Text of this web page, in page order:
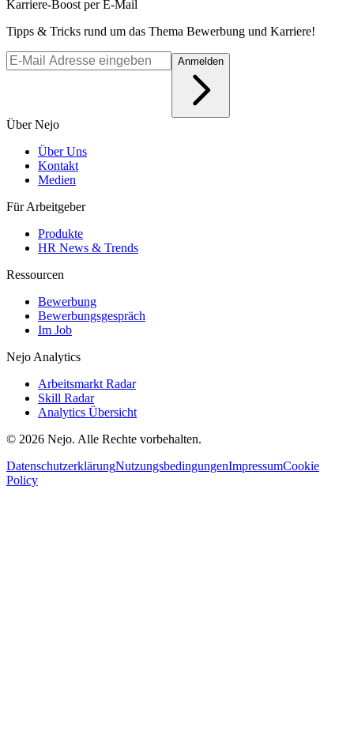
Karriere-Boost per E-Mail
Tipps & Tricks rund um das Thema Bewerbung und Karriere!
Anmelden
Über Nejo
Über Uns
Kontakt
Medien
Für Arbeitgeber
Produkte
HR News & Trends
Ressourcen
Bewerbung
Bewerbungsgespräch
Im Job
Nejo Analytics
Arbeitsmarkt Radar
Skill Radar
Analytics Übersicht
© 2026 Nejo. Alle Rechte vorbehalten.
DatenschutzerklärungNutzungsbedingungenImpressumCookie
Policy